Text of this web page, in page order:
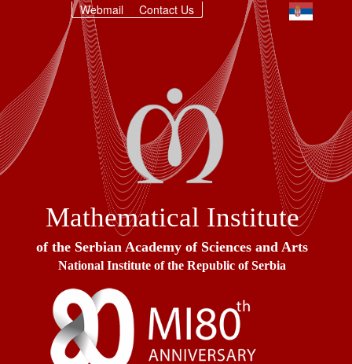
Webmail Contact Us
Mathematical Institute
of the Serbian Academy of Sciences and Arts
National Institute of the Republic of Serbia